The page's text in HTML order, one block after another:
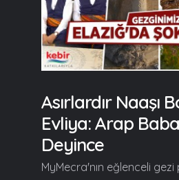
Asırlardır Naaşı
Evliya: Arap Baba
Deyince